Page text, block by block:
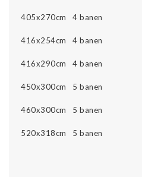
405x270cm 4 banen
416x254cm 4 banen
416x290cm 4 banen
450x300cm 5 banen
460x300cm 5 banen
520x318cm 5 banen